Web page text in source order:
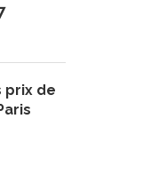
prix de